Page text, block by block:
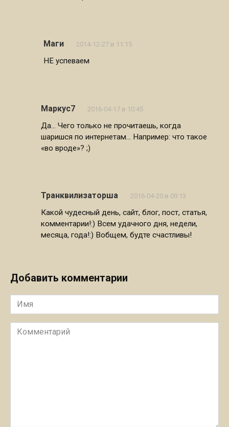
Маги 2014-12-27 в 11:15
НЕ успеваем
Маркус7 2016-04-17 в 10:45
Да… Чего только не прочитаешь, когда
шаришся по интернетам… Например: что такое
«во вроде»? ;)
Транквилизаторша 2016-04-20 в 09:13
Какой чудесный день, сайт, блог, пост, статья,
комментарии!:) Всем удачного дня, недели,
месяца, года!:) Вобщем, будте счастливы!
Добавить комментарии
Имя
Комментарий